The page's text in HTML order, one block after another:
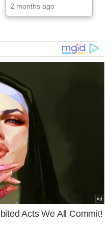
2 months ago